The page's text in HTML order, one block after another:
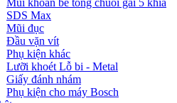
SDS Max
Mũi đục
Đầu vặn vít
Phụ kiện khác
Lưỡi khoét Lỗ bi - Metal
Giấy đánh nhám
Phụ kiện cho máy Bosch